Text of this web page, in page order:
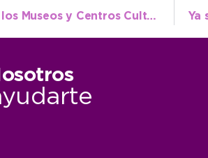
Se presentó oficialmente la “Noche de los Museos y Centros Culturales”